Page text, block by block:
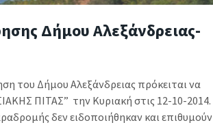
Δήμου Αλεξάνδρειας-
του Δήμου Αλεξάνδρειας πρόκειται να
ΠΙΤΑΣ” την Κυριακή στις 12-10-2014.
δεν ειδοποιήθηκαν και επιθυμούν